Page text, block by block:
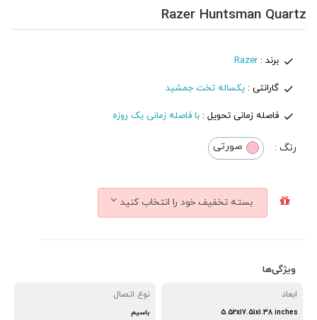
Razer Huntsman Quartz
برند :Razer
گارانتی :یکساله تخت جمشید
فاصله زمانی تحویل : با فاصله زمانی یک روزه
رنگ : صورتی
بسته تخفیف خود را انتخاب کنید
ویژگی‌ها
ابعاد
5.52x17.51x1.38 inches
نوع اتصال
با‌سیم